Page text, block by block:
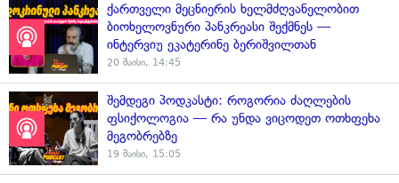
ქართველი მეცნიერის ხელმძღვანელობით
ბიოხელოვნური პანკრეასი შექმნეს —
ინტერვიუ ეკატერინე ბერიშვილთან
20 მაისი, 14:45
შემდეგი პოდკასტი: როგორია ძაღლების
ფსიქოლოგია — რა უნდა ვიცოდეთ ოთხფეხა
მეგობრებზე
19 მაისი, 15:05